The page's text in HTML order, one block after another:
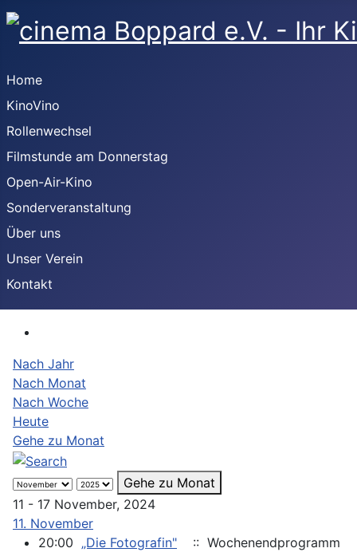
Home
KinoVino
Rollenwechsel
Filmstunde am Donnerstag
Open-Air-Kino
Sonderveranstaltung
Über uns
Unser Verein
Kontakt
Nach Jahr
Nach Monat
Nach Woche
Heute
Gehe zu Monat
Gehe zu Monat
11 - 17 November, 2024
11. November
20:00 „Die Fotografin"
:: Wochenendprogramm